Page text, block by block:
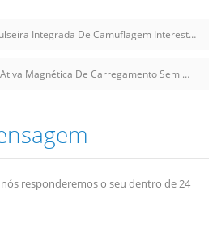
Lito LS-001 Pulseira Integrada De Camuflagem Interestelar Apple Watch
Caneta Stylus Ativa Magnética De Carregamento Sem Fio Na Palma Da Mão LITO
responderemos o seu dentro de 24